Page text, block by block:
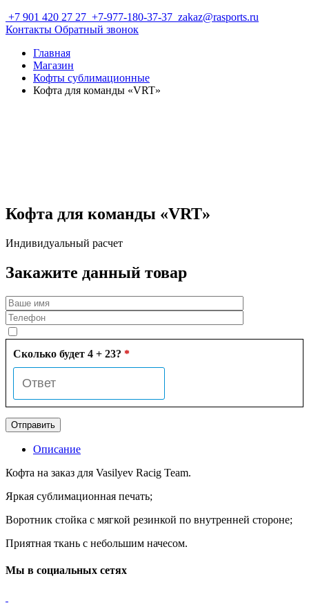
+7 901 420 27 27 +7-977-180-37-37 zakaz@rasports.ru
Контакты Обратный звонок
Главная
Магазин
Кофты сублимационные
Кофта для команды «VRT»
Кофта для команды «VRT»
Индивидуальный расчет
Закажите данный товар
Сколько будет 4 + 23? *
Описание
Кофта на заказ для Vasilyev Racig Team.
Яркая сублимационная печать;
Воротник стойка с мягкой резинкой по внутренней стороне;
Приятная ткань с небольшим начесом.
Мы в социальных сетях